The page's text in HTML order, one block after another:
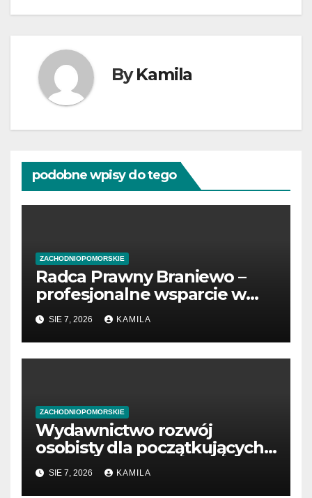
ByKamila
podobne wpisy do tego
ZACHODNIOPOMORSKIE
Radca Prawny Braniewo –
profesjonalne wsparcie w
sprawach prawnych
SIE 7, 2026 KAMILA
ZACHODNIOPOMORSKIE
Wydawnictwo rozwój
osobisty dla początkujących
przedsiębiorców
SIE 7, 2026 KAMILA